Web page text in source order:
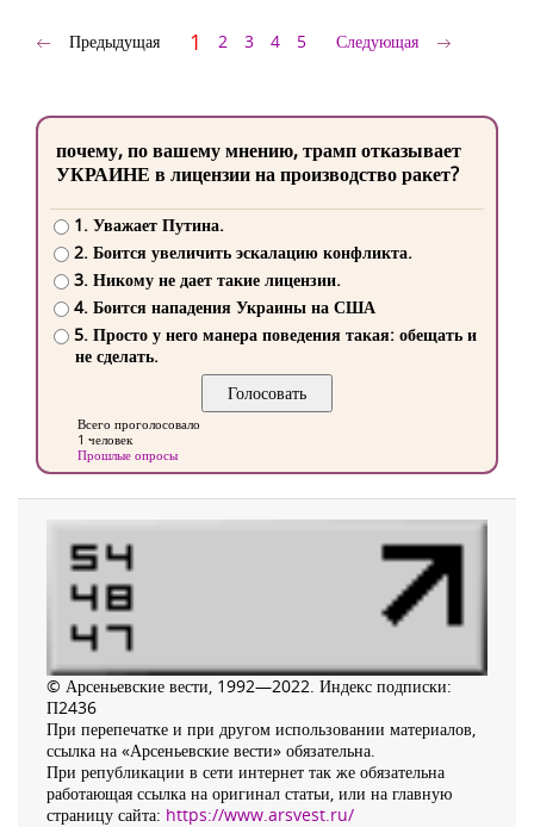
Предыдущая 1 2 3 4 5 Следующая
почему, по вашему мнению, трамп отказывает
УКРАИНЕ в лицензии на производство ракет?
1. Уважает Путина.
2. Боится увеличить эскалацию конфликта.
3. Никому не дает такие лицензии.
4. Боится нападения Украины на США
5. Просто у него манера поведения такая: обещать и
не сделать.
Всего проголосовало
1 человек
Прошлые опросы
© Арсеньевские вести, 1992—2022. Индекс подписки:
П2436
При перепечатке и при другом использовании материалов,
ссылка на «Арсеньевские вести» обязательна.
При републикации в сети интернет так же обязательна
работающая ссылка на оригинал статьи, или на главную
страницу сайта: https://www.arsvest.ru/